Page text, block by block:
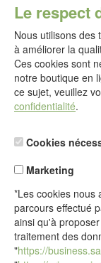
Le respect
Nous utilisons des
à améliorer la
Ces cookies sont
notre boutique en
ce sujet, veuillez
confidentialité.
Cookies
Marketing
*Les cookies nous
parcours effectué
ainsi qu'à
traitement des
"https://
service@idealsko.fr
@
Formulaire de
Aller au